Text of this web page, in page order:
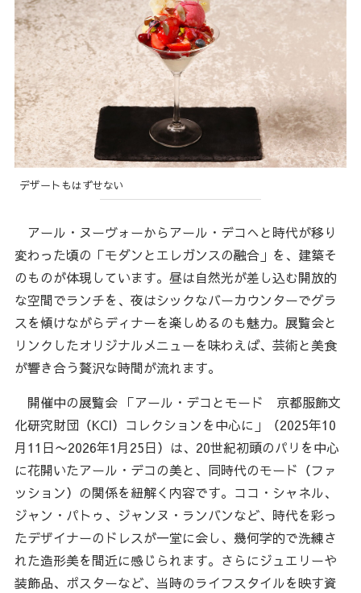
デザートもはずせない
アール・ヌーヴォーからアール・デコへと時代が移り
変わった頃の「モダンとエレガンスの融合」を、建築そ
のものが体現しています。昼は自然光が差し込む開放的
な空間でランチを、夜はシックなバーカウンターでグラ
スを傾けながらディナーを楽しめるのも魅力。展覧会と
リンクしたオリジナルメニューを味わえば、芸術と美食
が響き合う贅沢な時間が流れます。
開催中の展覧会 「アール・デコとモード 京都服飾文
化研究財団（KCI）コレクションを中心に」（2025年10
月11日〜2026年1月25日）は、20世紀初頭のパリを中心
に花開いたアール・デコの美と、同時代のモード（ファ
ッション）の関係を紐解く内容です。ココ・シャネル、
ジャン・パトゥ、ジャンヌ・ランバンなど、時代を彩っ
たデザイナーのドレスが一堂に会し、幾何学的で洗練さ
れた造形美を間近に感じられます。さらにジュエリーや
装飾品、ポスターなど、当時のライフスタイルを映す資